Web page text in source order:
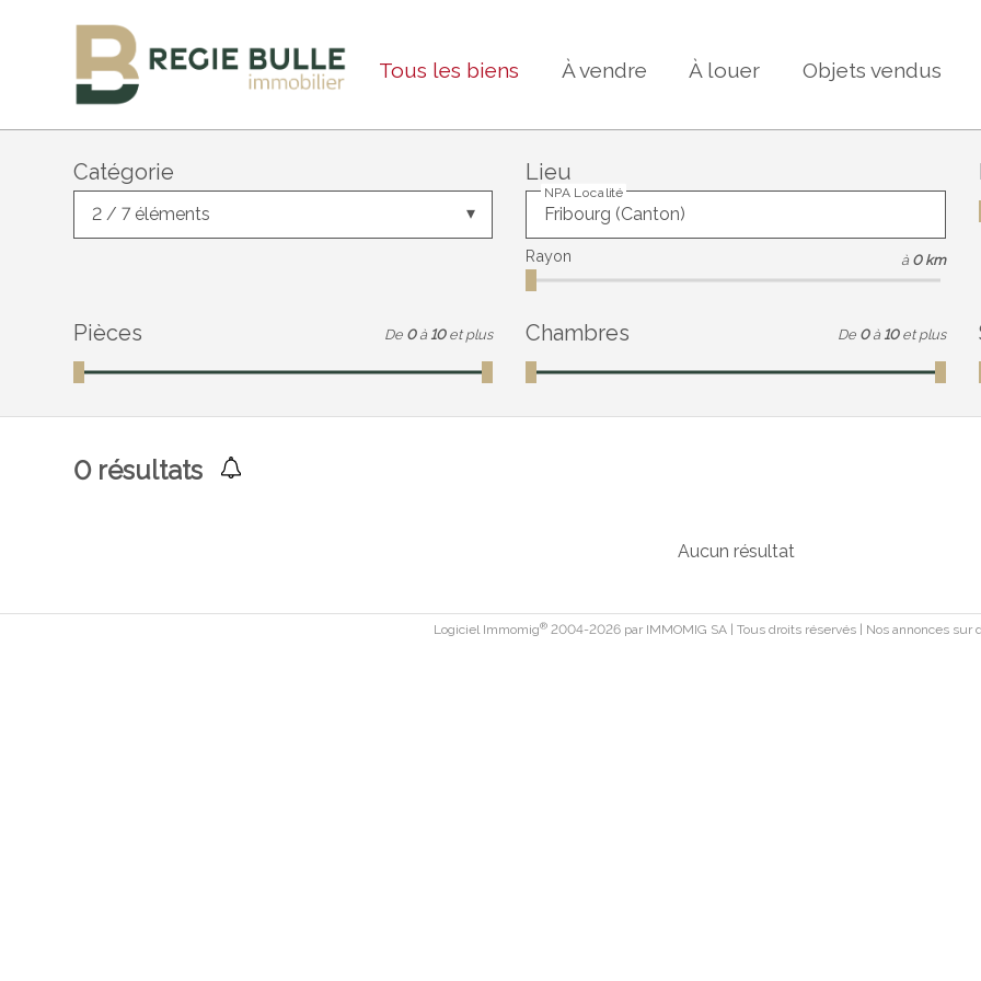
Tous les biens À vendre À louer Objets vendus
Catégorie
2 / 7 éléments
Lieu
NPA Localité
Rayon à 0 km
Pièces De 0 à 10 et plus Chambres De 0 à 10 et plus
0résultats
Aucun résultat
Logiciel Immomig® 2004-2026 par IMMOMIG SA | Tous droits réservés | Nos annonces sur